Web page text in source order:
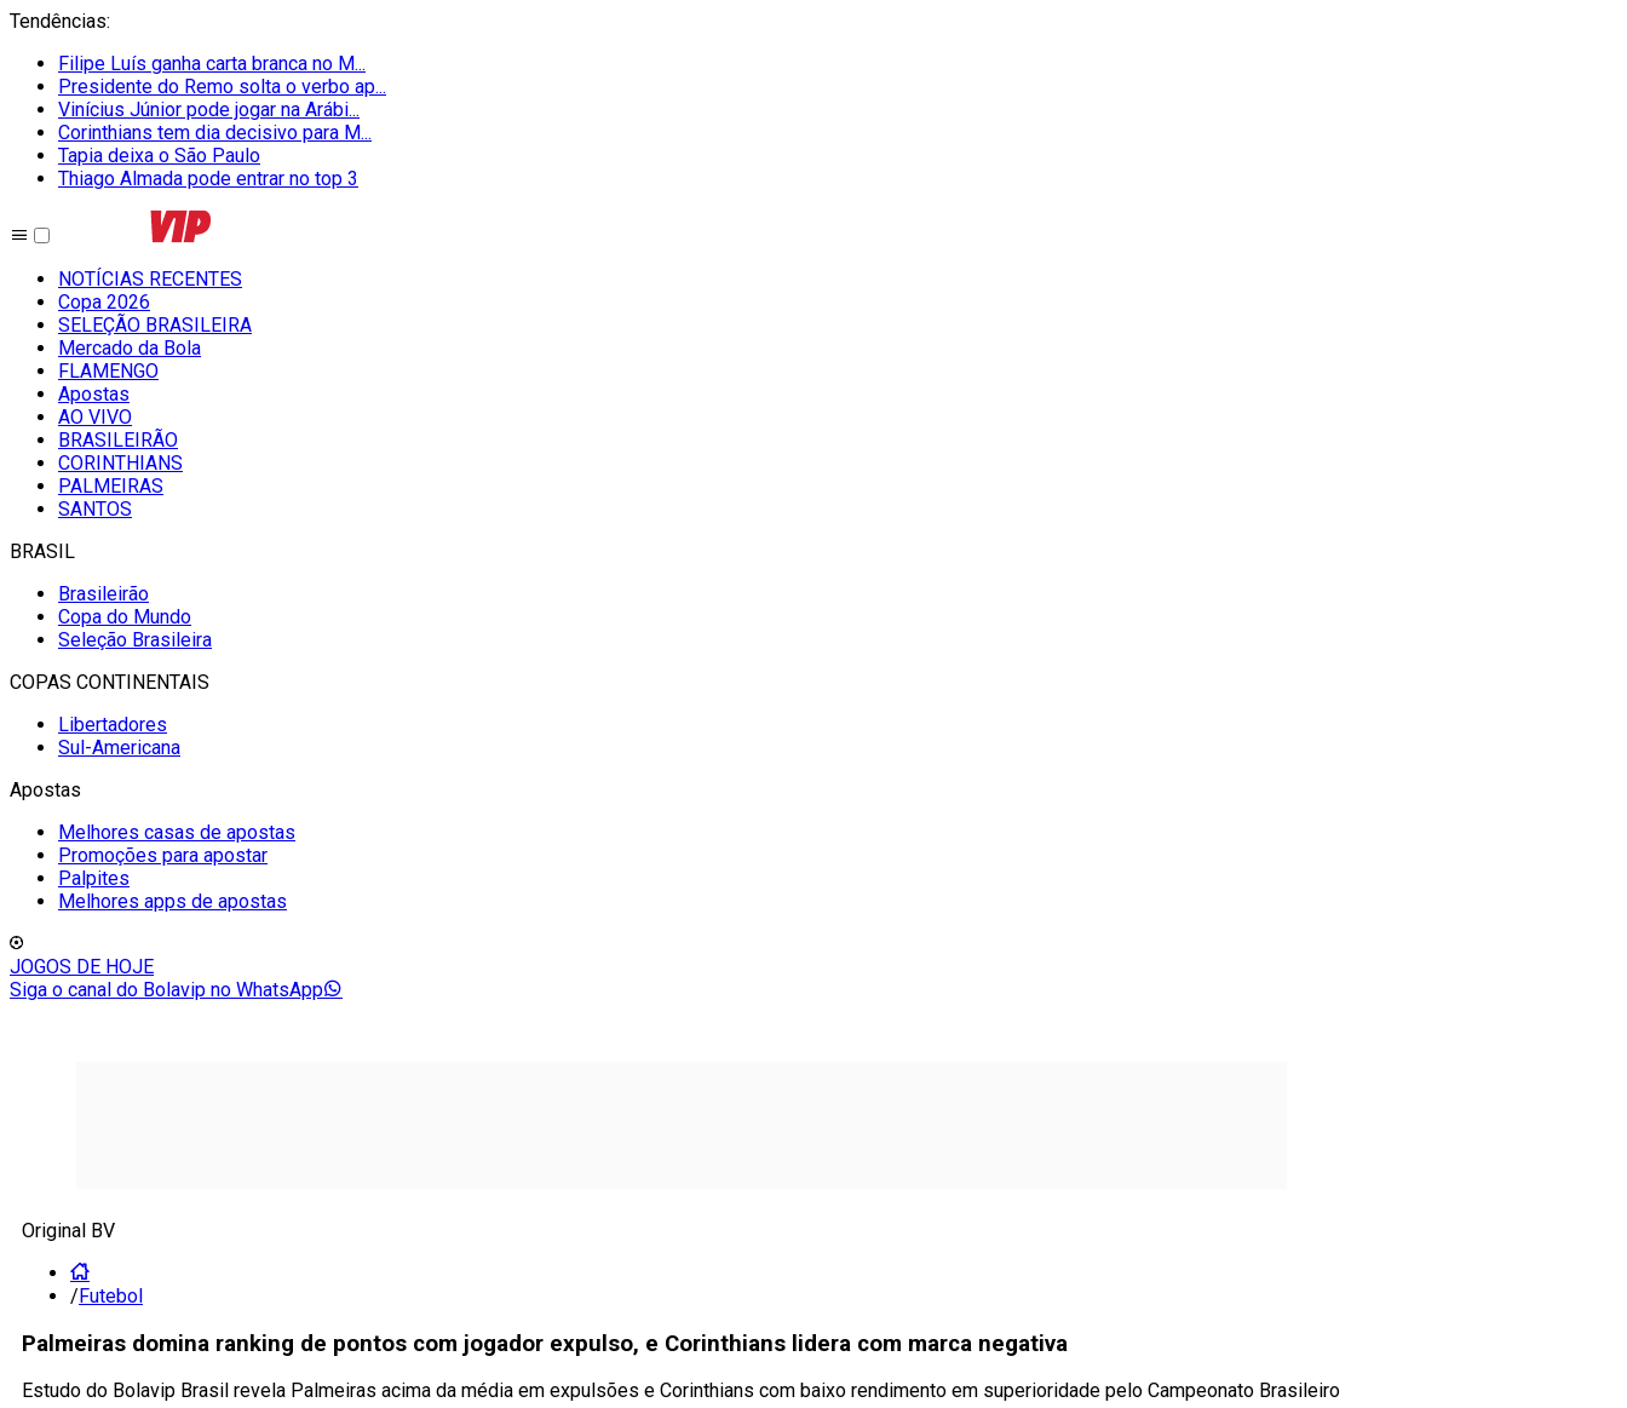
Tendências:
Filipe Luís ganha carta branca no M...
Presidente do Remo solta o verbo ap...
Vinícius Júnior pode jogar na Arábi...
Corinthians tem dia decisivo para M...
Tapia deixa o São Paulo
Thiago Almada pode entrar no top 3
NOTÍCIAS RECENTES
Copa 2026
SELEÇÃO BRASILEIRA
Mercado da Bola
FLAMENGO
Apostas
AO VIVO
BRASILEIRÃO
CORINTHIANS
PALMEIRAS
SANTOS
BRASIL
Brasileirão
Copa do Mundo
Seleção Brasileira
COPAS CONTINENTAIS
Libertadores
Sul-Americana
Apostas
Melhores casas de apostas
Promoções para apostar
Palpites
Melhores apps de apostas
JOGOS DE HOJE
Siga o canal do Bolavip no WhatsApp
Original BV
/Futebol
Palmeiras domina ranking de pontos com jogador expulso, e Corinthians lidera com marca negativa
Estudo do Bolavip Brasil revela Palmeiras acima da média em expulsões e Corinthians com baixo rendimento em superioridade pelo Campeonato Brasileiro